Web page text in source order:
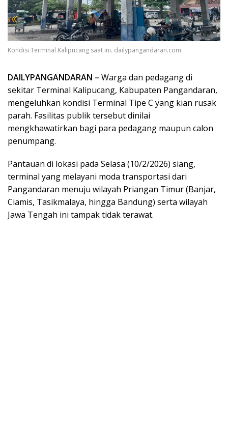
Kondisi Terminal Kalipucang saat ini. dailypangandaran.com
DAILYPANGANDARAN – Warga dan pedagang di
sekitar Terminal Kalipucang, Kabupaten Pangandaran,
mengeluhkan kondisi Terminal Tipe C yang kian rusak
parah. Fasilitas publik tersebut dinilai
mengkhawatirkan bagi para pedagang maupun calon
penumpang.
Pantauan di lokasi pada Selasa (10/2/2026) siang,
terminal yang melayani moda transportasi dari
Pangandaran menuju wilayah Priangan Timur (Banjar,
Ciamis, Tasikmalaya, hingga Bandung) serta wilayah
Jawa Tengah ini tampak tidak terawat.